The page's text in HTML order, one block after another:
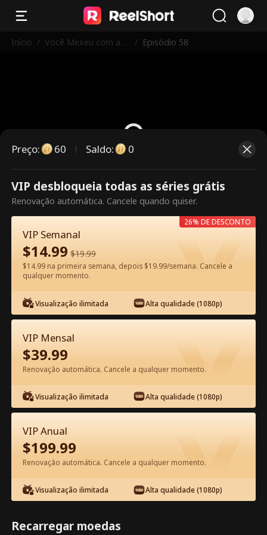
Início / Você Mexeu com as I
/ Episódio 58
Este episódio é pago. Desbloqueie
para assistir.
60
Episódio 58 - Você Mexeu com as
Irmãs Erradas Filme completo
1-50 51-61 Todos os episódios
57 58 59 60
Preço: 60 Saldo: 0
VIP desbloqueia todas as séries grátis
Renovação automática. Cancele quando quiser.
VIP Semanal
$14.99 $19.99
$14.99 na primeira semana, depois $19.99/semana. Cancele a
qualquer momento.
Visualização ilimitada Alta qualidade (1080p)
26% DE DESCONTO
VIP Mensal
$39.99
Renovação automática. Cancele a qualquer momento.
Visualização ilimitada Alta qualidade (1080p)
VIP Anual
$199.99
Renovação automática. Cancele a qualquer momento.
Visualização ilimitada Alta qualidade (1080p)
Recarregar moedas